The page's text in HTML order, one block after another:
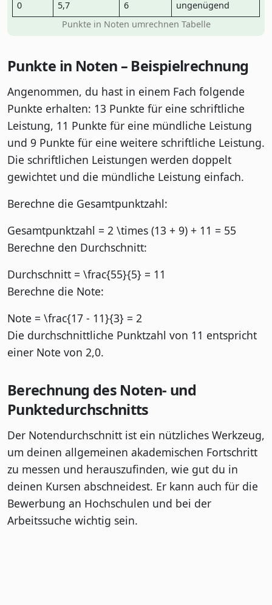
0 5,7 6
ungenügend
Punkte in Noten umrechnen Tabelle
Punkte in Noten – Beispielrechnung
Angenommen, du hast in einem Fach folgende
Punkte erhalten: 13 Punkte für eine schriftliche
Leistung, 11 Punkte für eine mündliche Leistung
und 9 Punkte für eine weitere schriftliche Leistung.
Die schriftlichen Leistungen werden doppelt
gewichtet und die mündliche Leistung einfach.
Berechne die Gesamtpunktzahl:
Gesamtpunktzahl = 2 \times (13 + 9) + 11 = 55
Berechne den Durchschnitt:
Durchschnitt = \frac{55}{5} = 11
Berechne die Note:
Note = \frac{17 - 11}{3} = 2
Die durchschnittliche Punktzahl von 11 entspricht
einer Note von 2,0.
Berechnung des Noten- und
Punktedurchschnitts
Der Notendurchschnitt ist ein nützliches Werkzeug,
um deinen allgemeinen akademischen Fortschritt
zu messen und herauszufinden, wie gut du in
deinen Kursen abschneidest. Er kann auch für die
Bewerbung an Hochschulen und bei der
Arbeitssuche wichtig sein.